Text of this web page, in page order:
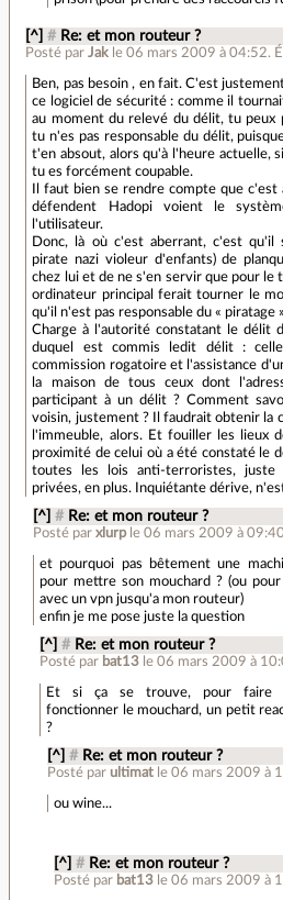
[^] # Re: et mon routeur ?
Posté parJak le 06 mars 2009 à 04:52.
Ben, pas besoin , en fait. C'est
ce logiciel de sécurité : comme il
au moment du relevé du délit, tu peux
tu n'es pas responsable du délit,
t'en absout, alors qu'à l'heure actuelle,
tu es forcément coupable.
Il faut bien se rendre compte que
défendent Hadopi voient le
l'utilisateur.
Donc, là où c'est aberrant, c'est
pirate nazi violeur d'enfants) de
chez lui et de ne s'en servir que pour le
ordinateur principal ferait tourner le
qu'il n'est pas responsable du « piratage
Charge à l'autorité constatant le délit
duquel est commis ledit délit :
commission rogatoire et l'assistance
la maison de tous ceux dont
participant à un délit ? Comment
voisin, justement ? Il faudrait obtenir la
l'immeuble, alors. Et fouiller les lieux
proximité de celui où a été constaté le
toutes les lois anti-terroristes,
privées, en plus. Inquiétante dérive,
[^] # Re: et mon routeur ?
Posté par xlurp le 06 mars 2009 à 09:40
et pourquoi pas bêtement une
pour mettre son mouchard ? (ou
avec un vpn jusqu'a mon routeur)
enfin je me pose juste la question
[^] # Re: et mon routeur ?
Posté par bat13 le 06 mars 2009 à
Et si ça se trouve, pour faire
fonctionner le mouchard, un petit
?
[^] # Re: et mon routeur ?
Posté par ultimat le 06 mars 2009 à
ou wine...
[^] # Re: et mon routeur ?
Posté par bat13 le 06 mars 2009 à